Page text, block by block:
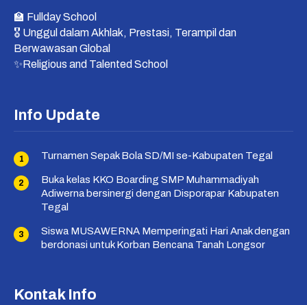
🏫 Fullday School
🎖 Unggul dalam Akhlak, Prestasi, Terampil dan
Berwawasan Global
✨Religious and Talented School
Info Update
Turnamen Sepak Bola SD/MI se-Kabupaten Tegal
Buka kelas KKO Boarding SMP Muhammadiyah
Adiwerna bersinergi dengan Disporapar Kabupaten
Tegal
Siswa MUSAWERNA Memperingati Hari Anak dengan
berdonasi untuk Korban Bencana Tanah Longsor
Kontak Info